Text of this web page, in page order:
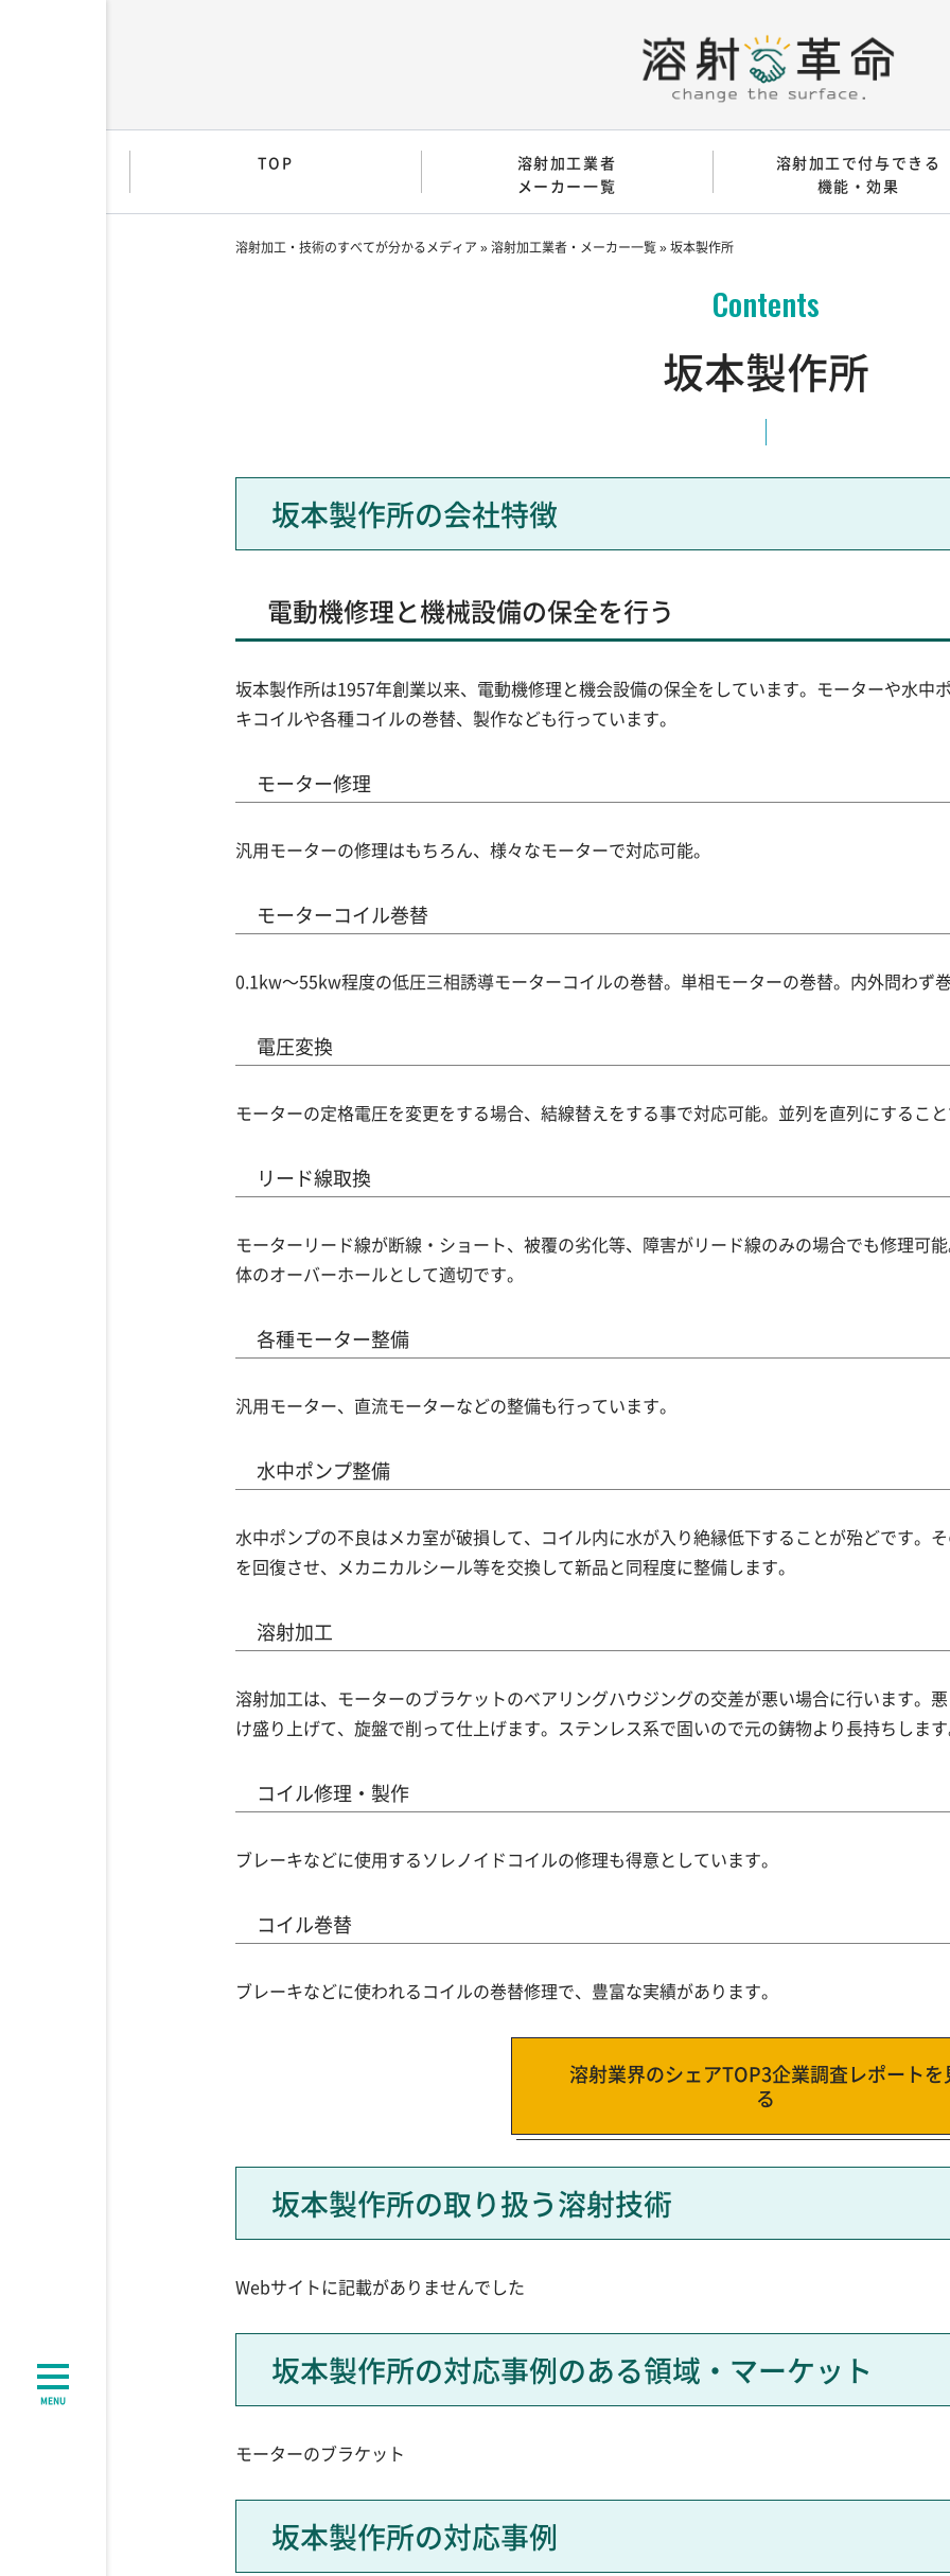
MENU
TOP
溶射加工業者
メーカー一覧
溶射加工で付与できる
機能・効果
溶射加工・技術のすべてが分かるメディア »溶射加工業者・メーカー一覧»坂本製作所
坂本製作所
坂本製作所の会社特徴
電動機修理と機械設備の保全を行う
坂本製作所は1957年創業以来、電動機修理と機会設備の保全をしています。モーターや水中
キコイルや各種コイルの巻替、製作なども行っています。
モーター修理
汎用モーターの修理はもちろん、様々なモーターで対応可能。
モーターコイル巻替
0.1kw～55kw程度の低圧三相誘導モーターコイルの巻替。単相モーターの巻替。内外問わず
電圧変換
モーターの定格電圧を変更をする場合、結線替えをする事で対応可能。並列を直列にするこ
リード線取換
モーターリード線が断線・ショート、被覆の劣化等、障害がリード線のみの場合でも修理可
体のオーバーホールとして適切です。
各種モーター整備
汎用モーター、直流モーターなどの整備も行っています。
水中ポンプ整備
水中ポンプの不良はメカ室が破損して、コイル内に水が入り絶縁低下することが殆どです。
を回復させ、メカニカルシール等を交換して新品と同程度に整備します。
溶射加工
溶射加工は、モーターのブラケットのベアリングハウジングの交差が悪い場合に行います。
け盛り上げて、旋盤で削って仕上げます。ステンレス系で固いので元の鋳物より長持ちしま
コイル修理・製作
ブレーキなどに使用するソレノイドコイルの修理も得意としています。
コイル巻替
ブレーキなどに使われるコイルの巻替修理で、豊富な実績があります。
溶射業界のシェアTOP3企業調査レポートを
る
坂本製作所の取り扱う溶射技術
Webサイトに記載がありませんでした
坂本製作所の対応事例のある領域・マーケット
モーターのブラケット
坂本製作所の対応事例